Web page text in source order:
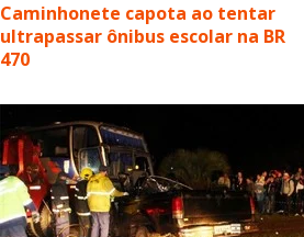
Caminhonete capota ao tentar
ultrapassar ônibus escolar na BR
470